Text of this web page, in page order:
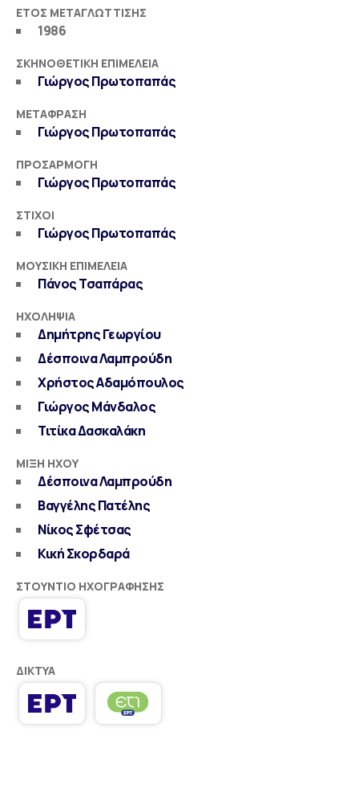
ΈΤΟΣ ΜΕΤΑΓΛΏΤΤΙΣΗΣ
1986
ΣΚΗΝΟΘΕΤΙΚΉ ΕΠΙΜΈΛΕΙΑ
Γιώργος Πρωτοπαπάς
ΜΕΤΆΦΡΑΣΗ
Γιώργος Πρωτοπαπάς
ΠΡΟΣΑΡΜΟΓΉ
Γιώργος Πρωτοπαπάς
ΣΤΊΧΟΙ
Γιώργος Πρωτοπαπάς
ΜΟΥΣΙΚΉ ΕΠΙΜΈΛΕΙΑ
Πάνος Τσαπάρας
ΗΧΟΛΗΨΊΑ
Δημήτρης Γεωργίου
Δέσποινα Λαμπρούδη
Χρήστος Αδαμόπουλος
Γιώργος Μάνδαλος
Τιτίκα Δασκαλάκη
ΜΊΞΗ ΉΧΟΥ
Δέσποινα Λαμπρούδη
Βαγγέλης Πατέλης
Νίκος Σφέτσας
Κική Σκορδαρά
ΣΤΟΎΝΤΙΟ ΗΧΟΓΡΆΦΗΣΗΣ
ΔΊΚΤΥΑ